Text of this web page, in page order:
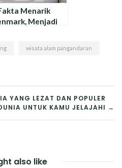
Menarik
Menjadi
wisata alam pangandaran
YANG LEZAT DAN POPULER
UNTUK KAMU JELAJAHI →
also like